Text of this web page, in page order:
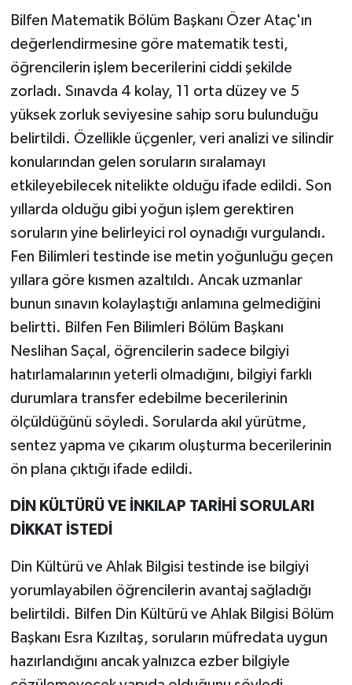
Bilfen Matematik Bölüm Başkanı Özer Ataç'ın
değerlendirmesine göre matematik testi,
öğrencilerin işlem becerilerini ciddi şekilde
zorladı. Sınavda 4 kolay, 11 orta düzey ve 5
yüksek zorluk seviyesine sahip soru bulunduğu
belirtildi. Özellikle üçgenler, veri analizi ve silindir
konularından gelen soruların sıralamayı
etkileyebilecek nitelikte olduğu ifade edildi. Son
yıllarda olduğu gibi yoğun işlem gerektiren
soruların yine belirleyici rol oynadığı vurgulandı.
Fen Bilimleri testinde ise metin yoğunluğu geçen
yıllara göre kısmen azaltıldı. Ancak uzmanlar
bunun sınavın kolaylaştığı anlamına gelmediğini
belirtti. Bilfen Fen Bilimleri Bölüm Başkanı
Neslihan Saçal, öğrencilerin sadece bilgiyi
hatırlamalarının yeterli olmadığını, bilgiyi farklı
durumlara transfer edebilme becerilerinin
ölçüldüğünü söyledi. Sorularda akıl yürütme,
sentez yapma ve çıkarım oluşturma becerilerinin
ön plana çıktığı ifade edildi.
DİN KÜLTÜRÜ VE İNKILAP TARİHİ SORULARI
DİKKAT İSTEDİ
Din Kültürü ve Ahlak Bilgisi testinde ise bilgiyi
yorumlayabilen öğrencilerin avantaj sağladığı
belirtildi. Bilfen Din Kültürü ve Ahlak Bilgisi Bölüm
Başkanı Esra Kızıltaş, soruların müfredata uygun
hazırlandığını ancak yalnızca ezber bilgiyle